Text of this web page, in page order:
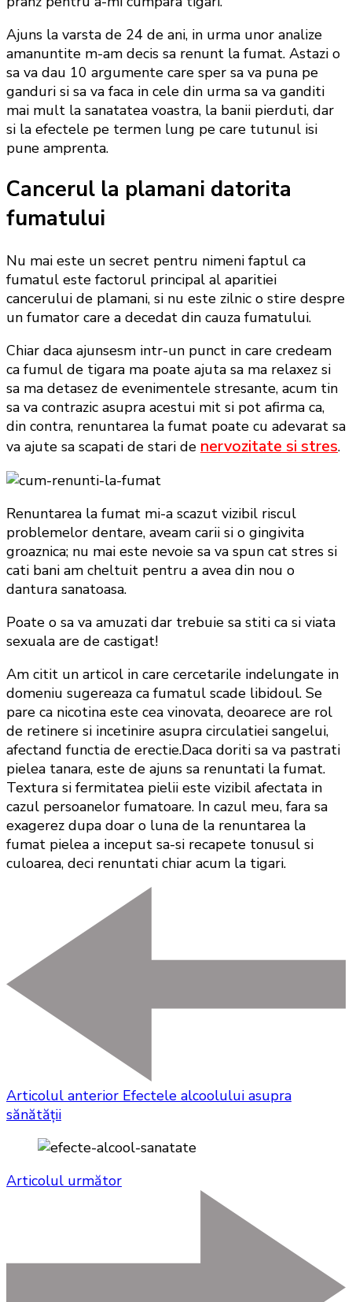
Ajuns la varsta de 24 de ani, in urma unor analize
amanuntite m-am decis sa renunt la fumat. Astazi o
sa va dau 10 argumente care sper sa va puna pe
ganduri si sa va faca in cele din urma sa va ganditi
mai mult la sanatatea voastra, la banii pierduti, dar
si la efectele pe termen lung pe care tutunul isi
pune amprenta.
Cancerul la plamani datorita
fumatului
Nu mai este un secret pentru nimeni faptul ca
fumatul este factorul principal al aparitiei
cancerului de plamani, si nu este zilnic o stire despre
un fumator care a decedat din cauza fumatului.
Chiar daca ajunsesm intr-un punct in care credeam
ca fumul de tigara ma poate ajuta sa ma relaxez si
sa ma detasez de evenimentele stresante, acum tin
sa va contrazic asupra acestui mit si pot afirma ca,
din contra, renuntarea la fumat poate cu adevarat sa
va ajute sa scapati de stari de nervozitate si stres.
Renuntarea la fumat mi-a scazut vizibil riscul
problemelor dentare, aveam carii si o gingivita
groaznica; nu mai este nevoie sa va spun cat stres si
cati bani am cheltuit pentru a avea din nou o
dantura sanatoasa.
Poate o sa va amuzati dar trebuie sa stiti ca si viata
sexuala are de castigat!
Am citit un articol in care cercetarile indelungate in
domeniu sugereaza ca fumatul scade libidoul. Se
pare ca nicotina este cea vinovata, deoarece are rol
de retinere si incetinire asupra circulatiei sangelui,
afectand functia de erectie.Daca doriti sa va pastrati
pielea tanara, este de ajuns sa renuntati la fumat.
Textura si fermitatea pielii este vizibil afectata in
cazul persoanelor fumatoare. In cazul meu, fara sa
exagerez dupa doar o luna de la renuntarea la
fumat pielea a inceput sa-si recapete tonusul si
culoarea, deci renuntati chiar acum la tigari.
Articolul anterior Efectele alcoolului asupra
sănătății
Articolul următor